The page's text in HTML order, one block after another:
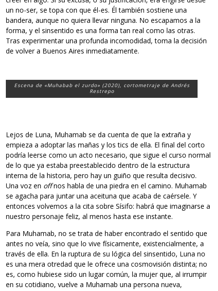
un no-ser, se topa con que él-es. Él también sostiene una
bandera, aunque no quiera llevar ninguna. No escapamos a la
forma, y el sinsentido es una forma tan real como las otras.
Tras experimentar una profunda incomodidad, toma la decisión
de volver a Buenos Aires inmediatamente.
Escena de «Muhabab el zurdo» (2020), cortometraje de Andrés
Restrepo
Lejos de Luna, Muhamab se da cuenta de que la extraña y
empieza a adoptar las mañas y los tics de ella. El final del corto
podría leerse como un acto necesario, que sigue el curso normal
de lo que ya estaba preestablecido dentro de la estructura
interna de la historia, pero hay un guiño que resulta decisivo.
Una voz en offnos habla de una piedra en el camino. Muhamab
se agacha para juntar una aceituna que acaba de caérsele. Y
entonces volvemos a la cita sobre Sísifo: habrá que imaginarse a
nuestro personaje feliz, al menos hasta ese instante.
Para Muhamab, no se trata de haber encontrado el sentido que
antes no veía, sino que lo vive físicamente, existencialmente, a
través de ella. En la ruptura de su lógica del sinsentido, Luna no
es una mera otredad que le ofrece una cosmovisión distinta; no
es, como hubiese sido un lugar común, la mujer que, al irrumpir
en su cotidiano, vuelve a Muhamab una persona nueva,